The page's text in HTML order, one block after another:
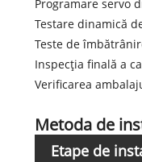
Programare servo
Testare dinamică
Teste de
Inspecția finală a
Verificarea
Metoda de
Etape de